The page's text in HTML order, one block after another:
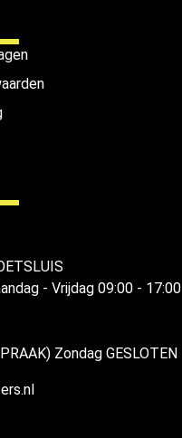
- Vrijdag 09:00 - 17:00
Zondag GESLOTEN